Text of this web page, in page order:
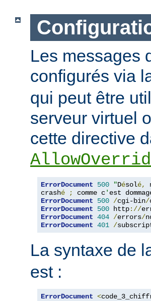
Les messages
configurés via
qui peut être
serveur virtuel
cette directive
ErrorDocument 500 "Désolé,
crashé ; comme c' est
ErrorDocument
500 /cgi-bin/
ErrorDocument
500 http://
ErrorDocument 404 /errors/
ErrorDocument 401 /
La syntaxe de
est :
ErrorDocument <